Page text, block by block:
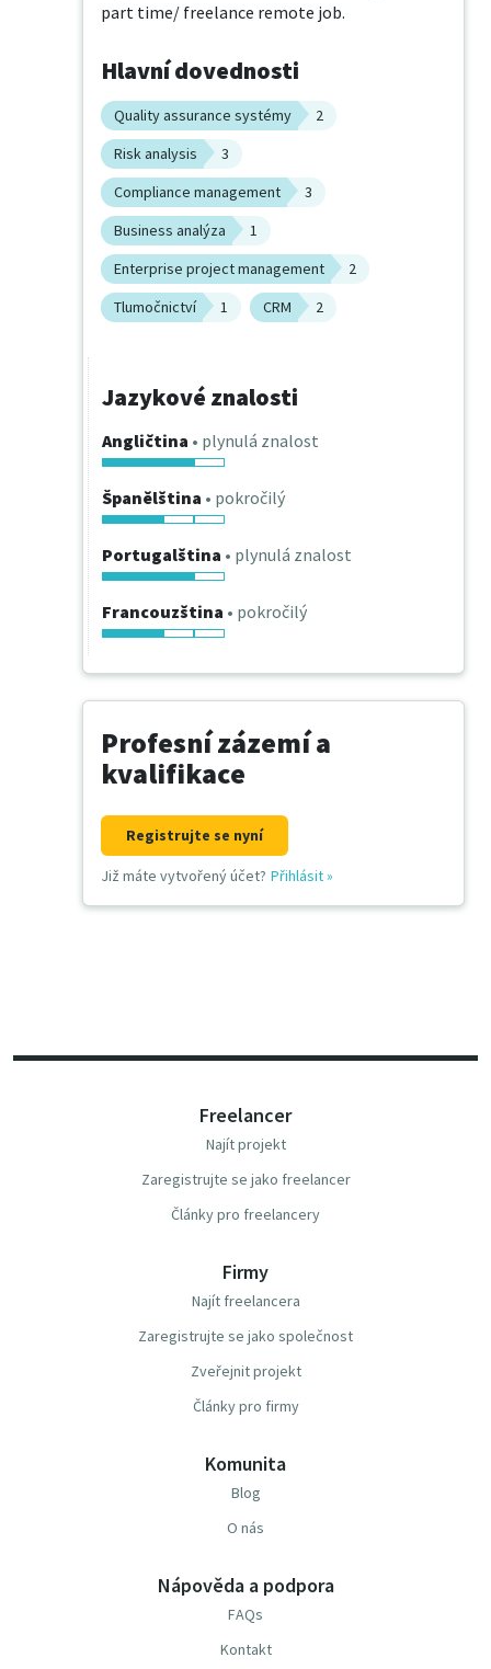
part time/ freelance remote job.
Hlavní dovednosti
Quality assurance systémy
2
Risk analysis
3
Compliance management
3
Business analýza
1
Enterprise project management
2
Tlumočnictví
1 CRM 2
Jazykové znalosti
Angličtina • plynulá znalost
Španělština • pokročilý
Portugalština • plynulá znalost
Francouzština • pokročilý
Profesní zázemí a
kvalifikace
Registrujte se nyní
Již máte vytvořený účet? Přihlásit»
Freelancer
Najít projekt
Zaregistrujte se jako freelancer
Články pro freelancery
Firmy
Najít freelancera
Zaregistrujte se jako společnost
Zveřejnit projekt
Články pro firmy
Komunita
Blog
O nás
Nápověda a podpora
FAQs
Kontakt